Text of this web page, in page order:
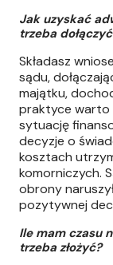
Jak uzyskać
trzeba
Składasz
sądu,
majątku,
praktyce warto
sytuację
decyzje o
kosztach
komorniczych.
obrony
pozytywnej
Ile mam czasu
trzeba złożyć?